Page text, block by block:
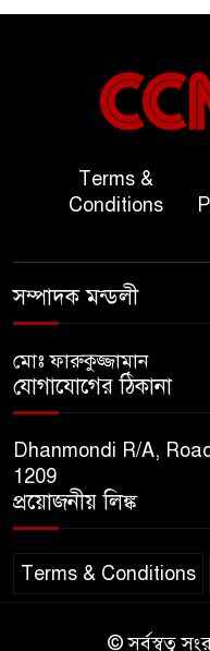
৯
১০
Terms &
Conditions
সম্পাদক মন্ডলী
মোঃ ফারুকুজ্জামান
যোগাযোগের ঠিকানা
Dhanmondi R/A,
1209
প্রয়োজনীয় লিঙ্ক
Terms & Conditions
© সর্বস্বত্ব